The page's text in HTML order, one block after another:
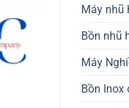
Máy nhũ
Bồn nhũ
Máy
Bồn Inox